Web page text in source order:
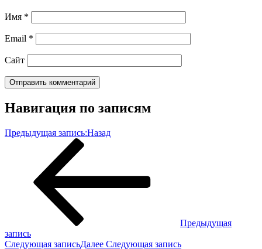
Имя *
Email *
Сайт
Навигация по записям
Предыдущая запись:Назад
Предыдущая
запись
Следующая записьДалее Следующая запись